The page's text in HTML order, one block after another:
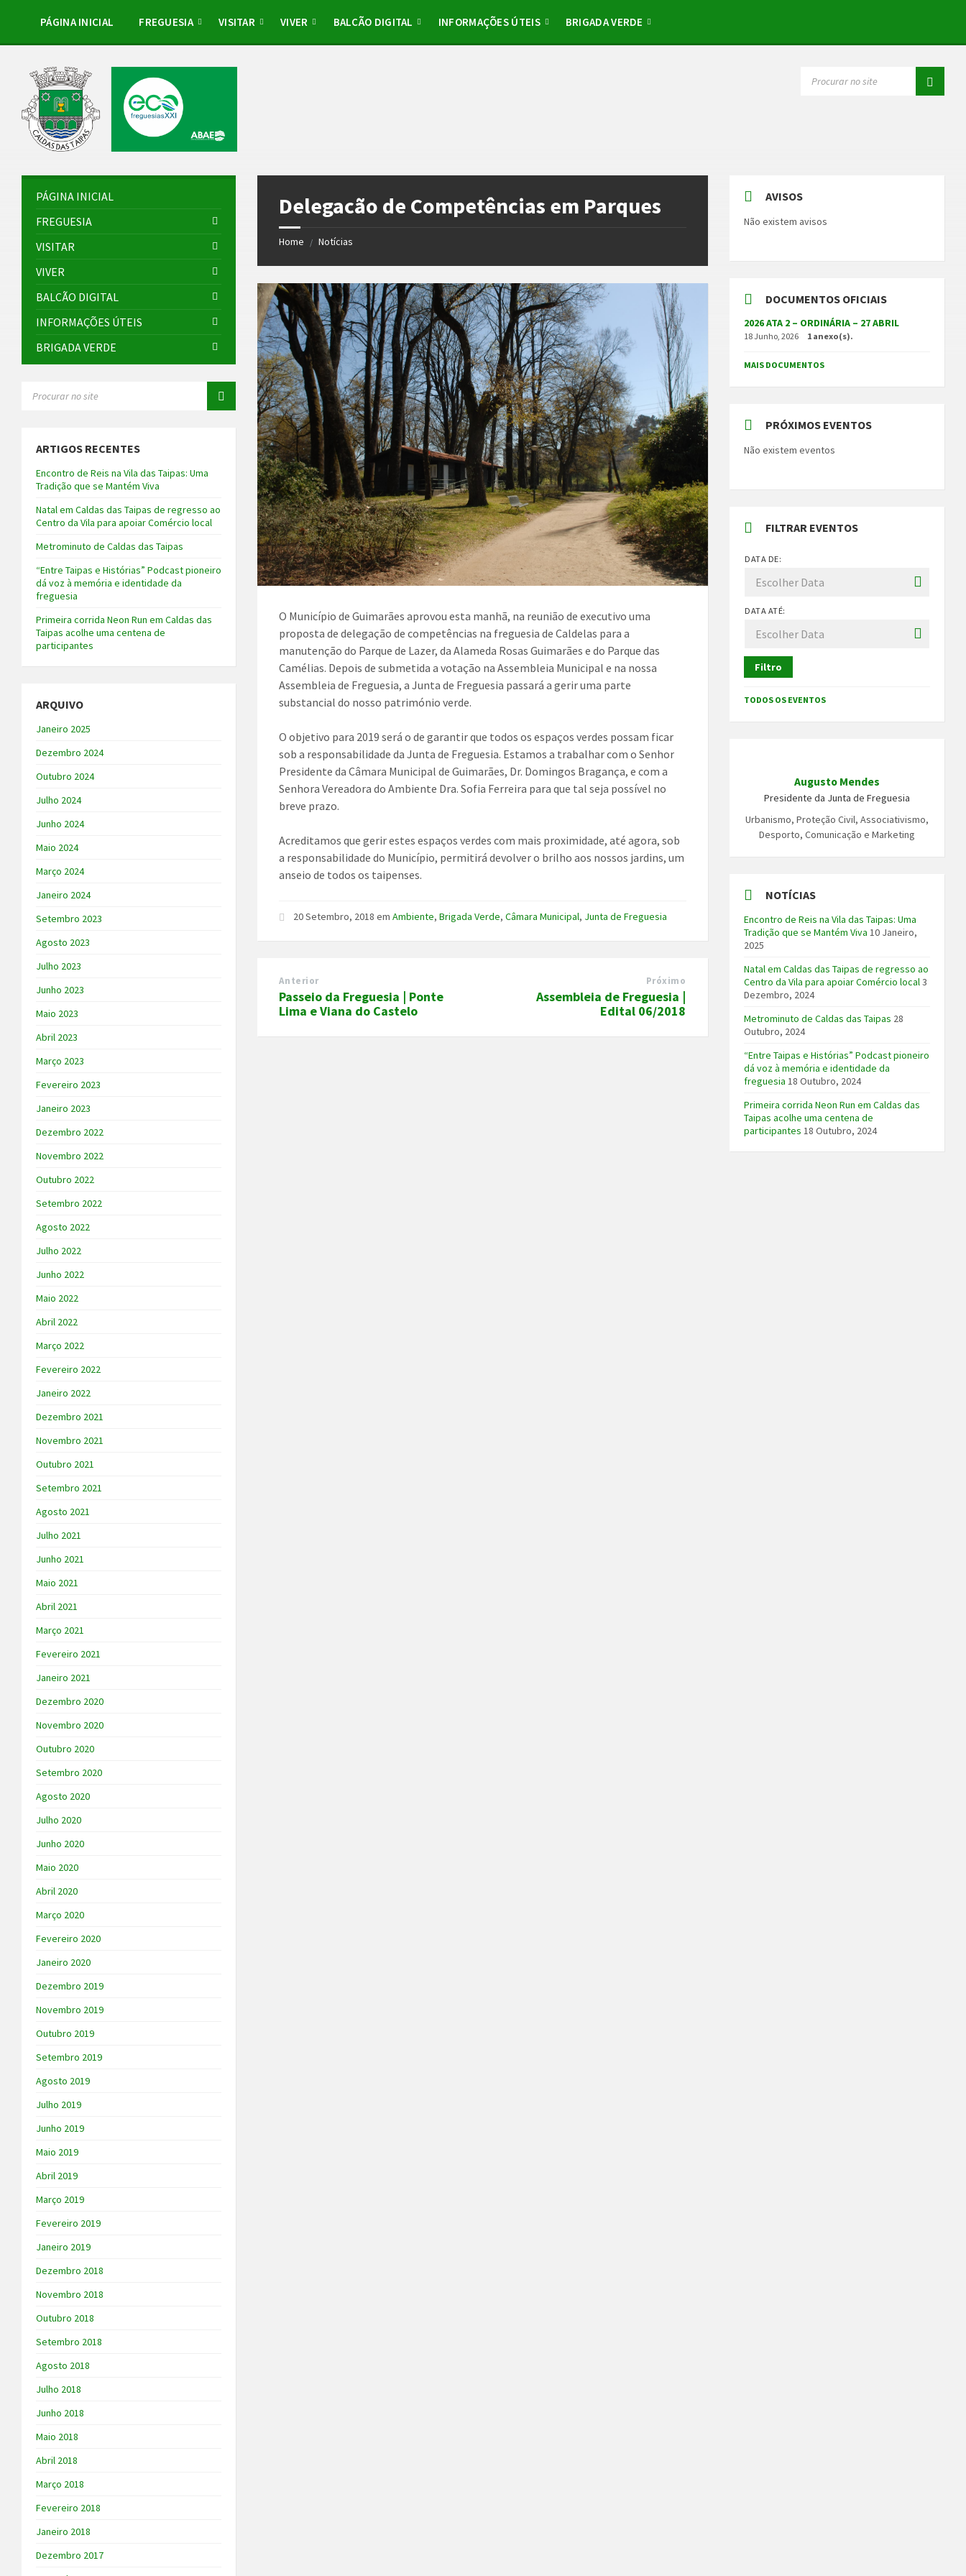
sidebar
sidebar
PÁGINA INICIAL FREGUESIA VISITAR VIVER BALCÃO DIGITAL INFORMAÇÕES ÚTEIS BRIGADA VERDE
Delegacão de Competências em Parques
Home / Notícias
O Município de Guimarães aprovou esta manhã, na reunião de executivo uma
proposta de delegação de competências na freguesia de Caldelas para a
manutenção do Parque de Lazer, da Alameda Rosas Guimarães e do Parque das
Camélias. Depois de submetida a votação na Assembleia Municipal e na nossa
Assembleia de Freguesia, a Junta de Freguesia passará a gerir uma parte
substancial do nosso património verde.
O objetivo para 2019 será o de garantir que todos os espaços verdes possam ficar
sob a responsabilidade da Junta de Freguesia. Estamos a trabalhar com o Senhor
Presidente da Câmara Municipal de Guimarães, Dr. Domingos Bragança, e com a
Senhora Vereadora do Ambiente Dra. Sofia Ferreira para que tal seja possível no
breve prazo.
Acreditamos que gerir estes espaços verdes com mais proximidade, até agora, sob
a responsabilidade do Município, permitirá devolver o brilho aos nossos jardins, um
anseio de todos os taipenses.
20 Setembro, 2018emAmbiente,Brigada Verde,Câmara Municipal, Junta de Freguesia
Anterior
Passeio da Freguesia | Ponte
Lima e Viana do Castelo
Próximo
Assembleia de Freguesia |
Edital 06/2018
PÁGINA INICIAL
FREGUESIA
VISITAR
VIVER
BALCÃO DIGITAL
INFORMAÇÕES ÚTEIS
BRIGADA VERDE
ARTIGOS RECENTES
Encontro de Reis na Vila das Taipas: Uma
Tradição que se Mantém Viva
Natal em Caldas das Taipas de regresso ao
Centro da Vila para apoiar Comércio local
Metrominuto de Caldas das Taipas
“Entre Taipas e Histórias” Podcast pioneiro
dá voz à memória e identidade da
freguesia
Primeira corrida Neon Run em Caldas das
Taipas acolhe uma centena de
participantes
ARQUIVO
Janeiro 2025
Dezembro 2024
Outubro 2024
Julho 2024
Junho 2024
Maio 2024
Março 2024
Janeiro 2024
Setembro 2023
Agosto 2023
Julho 2023
Junho 2023
Maio 2023
Abril 2023
Março 2023
Fevereiro 2023
Janeiro 2023
Dezembro 2022
Novembro 2022
Outubro 2022
Setembro 2022
Agosto 2022
Julho 2022
Junho 2022
Maio 2022
Abril 2022
Março 2022
Fevereiro 2022
Janeiro 2022
Dezembro 2021
Novembro 2021
Outubro 2021
Setembro 2021
Agosto 2021
Julho 2021
Junho 2021
Maio 2021
Abril 2021
Março 2021
Fevereiro 2021
Janeiro 2021
Dezembro 2020
Novembro 2020
Outubro 2020
Setembro 2020
Agosto 2020
Julho 2020
Junho 2020
Maio 2020
Abril 2020
Março 2020
Fevereiro 2020
Janeiro 2020
Dezembro 2019
Novembro 2019
Outubro 2019
Setembro 2019
Agosto 2019
Julho 2019
Junho 2019
Maio 2019
Abril 2019
Março 2019
Fevereiro 2019
Janeiro 2019
Dezembro 2018
Novembro 2018
Outubro 2018
Setembro 2018
Agosto 2018
Julho 2018
Junho 2018
Maio 2018
Abril 2018
Março 2018
Fevereiro 2018
Janeiro 2018
Dezembro 2017
AVISOS
Não existem avisos
DOCUMENTOS OFICIAIS
2026 ATA 2 – ORDINÁRIA – 27 ABRIL
18 Junho, 2026 1 anexo(s).
MAIS DOCUMENTOS
PRÓXIMOS EVENTOS
Não existem eventos
FILTRAR EVENTOS
DATA DE:
DATA ATÉ:
Filtro
TODOS OS EVENTOS
Augusto Mendes
Presidente da Junta de Freguesia
Urbanismo, Proteção Civil, Associativismo,
Desporto, Comunicação e Marketing
NOTÍCIAS
Encontro de Reis na Vila das Taipas: Uma
Tradição que se Mantém Viva 10 Janeiro,
2025
Natal em Caldas das Taipas de regresso ao
Centro da Vila para apoiar Comércio local3
Dezembro, 2024
Metrominuto de Caldas das Taipas 28
Outubro, 2024
“Entre Taipas e Histórias” Podcast pioneiro
dá voz à memória e identidade da
freguesia 18 Outubro, 2024
Primeira corrida Neon Run em Caldas das
Taipas acolhe uma centena de
participantes 18 Outubro, 2024